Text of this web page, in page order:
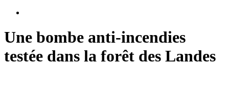
Une bombe anti-incendies
testée dans la forêt des Landes